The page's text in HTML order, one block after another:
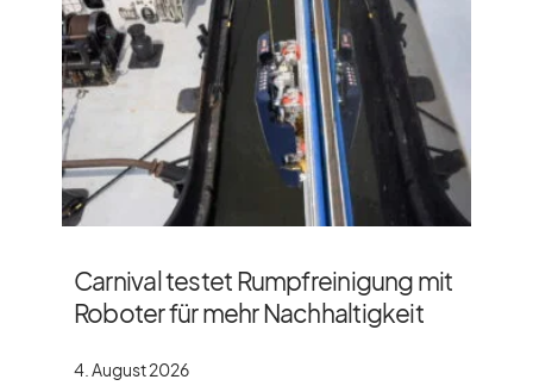
Carnival testet Rumpfreinigung mit
Roboter für mehr Nachhaltigkeit
4. August 2026